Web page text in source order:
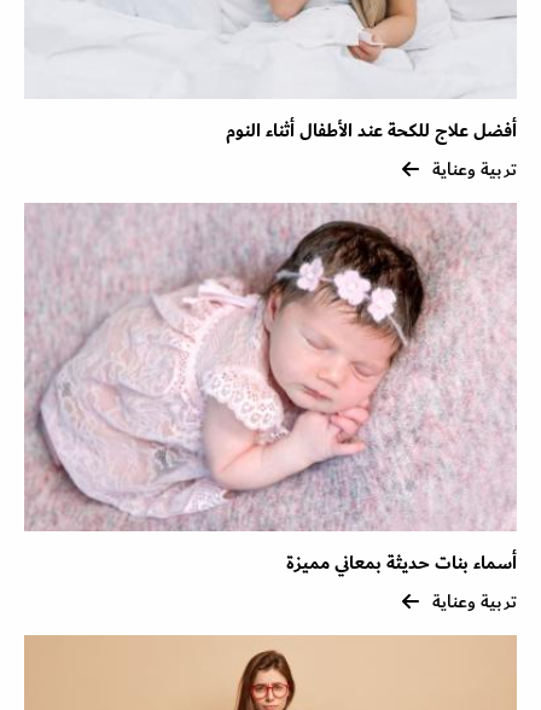
أفضل علاج للكحة عند الأطفال أثناء النوم
تربية وعناية
أسماء بنات حديثة بمعاني مميزة
تربية وعناية